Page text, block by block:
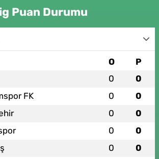
Puan Durumu
O P
0 0
FK 0 0
0 0
0 0
0 0